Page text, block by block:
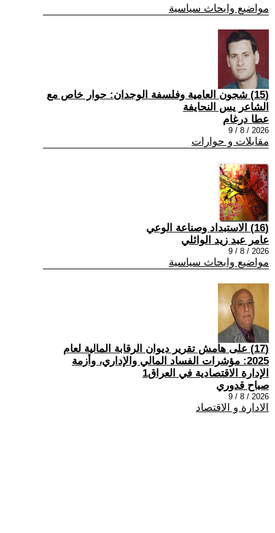
مواضيع وابحاث سياسية
(15) شجون العامية وفلسفة الوجدان: حوار خاص مع
الشاعر يس النحايفة
عطا درغام
2026 / 8 / 9
مقابلات و حوارات
(16) الاستبداد وصناعة الوعي
عامر عبد زيد الوائلي
2026 / 8 / 9
مواضيع وابحاث سياسية
(17) على هامش تقرير ديوان الرقابة المالية لعام
2025: مؤشرات الفساد المالي والإداري، وأزمة
الإدارة الاقتصادية في العراق1
صباح قدوري
2026 / 8 / 9
الادارة و الاقتصاد